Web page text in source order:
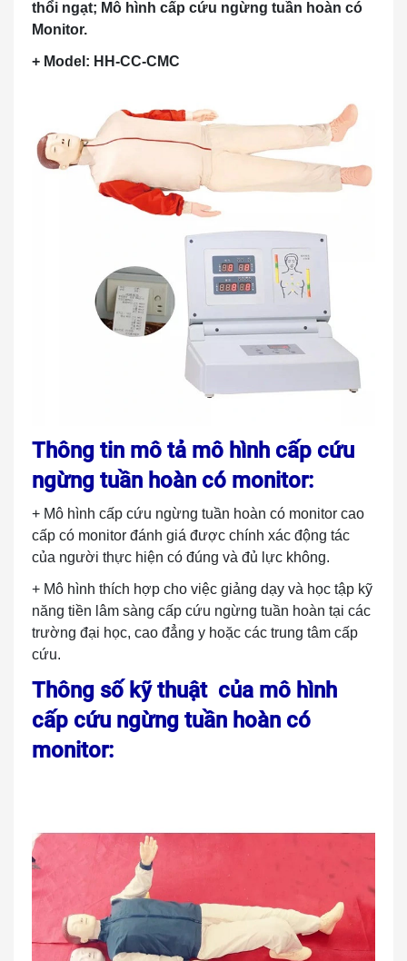
thổi ngạt; Mô hình cấp cứu ngừng tuần hoàn có
Monitor.
+ Model: HH-CC-CMC
Thông tin mô tả mô hình cấp cứu
ngừng tuần hoàn có monitor:
+ Mô hình cấp cứu ngừng tuần hoàn có monitor cao
cấp có monitor đánh giá được chính xác động tác
của người thực hiện có đúng và đủ lực không.
+ Mô hình thích hợp cho việc giảng dạy và học tập kỹ
năng tiền lâm sàng cấp cứu ngừng tuần hoàn tại các
trường đại học, cao đẳng y hoặc các trung tâm cấp
cứu.
Thông số kỹ thuật của mô hình
cấp cứu ngừng tuần hoàn có
monitor: